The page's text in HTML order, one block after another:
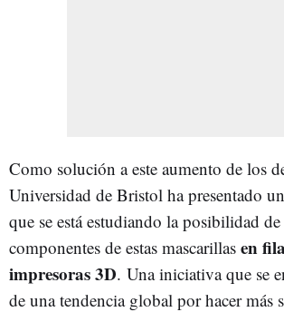
Como solución a este aumento de los
Universidad de Bristol ha presentado
que se está estudiando la posibilidad
componentes de estas mascarillas en
impresoras 3D. Una iniciativa que se
de una tendencia global por hacer más